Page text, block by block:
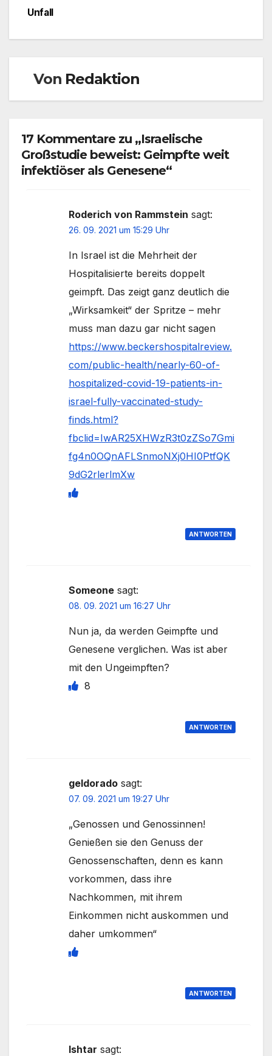
Unfall
Von Redaktion
17 Kommentare zu „Israelische
Großstudie beweist: Geimpfte weit
infektiöser als Genesene“
Roderich von Rammstein sagt:
26. 09. 2021 um 15:29 Uhr
In Israel ist die Mehrheit der
Hospitalisierte bereits doppelt
geimpft. Das zeigt ganz deutlich die
„Wirksamkeit“ der Spritze – mehr
muss man dazu gar nicht sagen
https://www.beckershospitalreview.
com/public-health/nearly-60-of-
hospitalized-covid-19-patients-in-
israel-fully-vaccinated-study-
finds.html?
fbclid=IwAR25XHWzR3t0zZSo7Gmi
fg4n0OQnAFLSnmoNXj0HI0PtfQK
9dG2rlerlmXw
ANTWORTEN
Someone sagt:
08. 09. 2021 um 16:27 Uhr
Nun ja, da werden Geimpfte und
Genesene verglichen. Was ist aber
mit den Ungeimpften?
8
ANTWORTEN
geldorado sagt:
07. 09. 2021 um 19:27 Uhr
„Genossen und Genossinnen!
Genießen sie den Genuss der
Genossenschaften, denn es kann
vorkommen, dass ihre
Nachkommen, mit ihrem
Einkommen nicht auskommen und
daher umkommen“
ANTWORTEN
Ishtar sagt: